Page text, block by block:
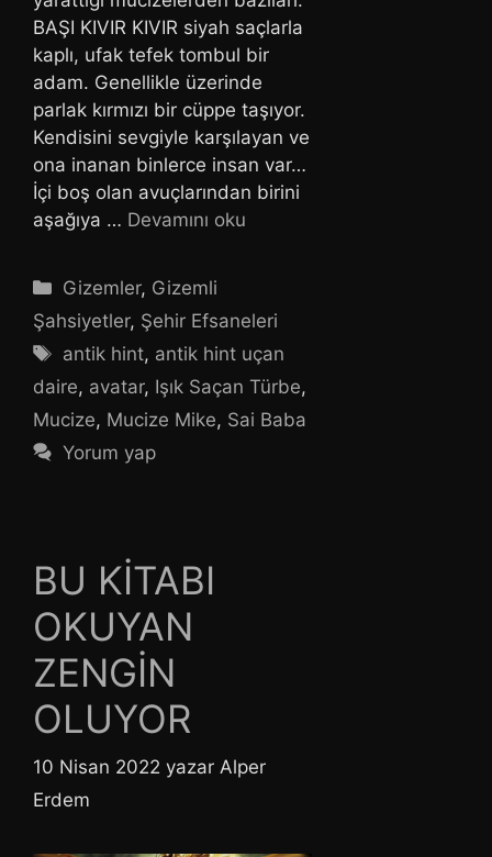
BAŞI KIVIR KIVIR siyah saçlarla
kaplı, ufak tefek tombul bir
adam. Genellikle üzerinde
parlak kırmızı bir cüppe taşıyor.
Kendisini sevgiyle karşılayan ve
ona inanan binlerce insan var…
İçi boş olan avuçlarından birini
aşağıya … Devamını oku
Kategoriler
Gizemler, Gizemli
Şahsiyetler, Şehir Efsaneleri
Etiketler
antik hint, antik hint uçan
daire, avatar, Işık Saçan Türbe,
Mucize, Mucize Mike, Sai Baba
Yorum yap
BU KİTABI
OKUYAN
ZENGİN
OLUYOR
10 Nisan 2022 yazar Alper
Erdem